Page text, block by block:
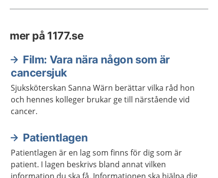
mer på 1177.se
Film: Vara nära någon som är
cancersjuk
Sjuksköterskan Sanna Wärn berättar vilka råd hon
och hennes kolleger brukar ge till närstående vid
cancer.
Patientlagen
Patientlagen är en lag som finns för dig som är
patient. I lagen beskrivs bland annat vilken